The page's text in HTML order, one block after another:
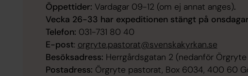
Öppettider: Vardagar 09-12 (om ej annat anges).
Vecka 26-33 har expeditionen stängt på
Telefon: 031-731 80 40
E-post: orgryte.pastorat@svenskakyrkan.se
Besöksadress: Herrgårdsgatan 2 (nedanför
Postadress: Örgryte pastorat, Box 6034, 400 60